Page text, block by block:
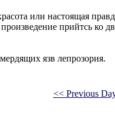
или настоящая
прийтсь ко
язв лепрозория.
<< Previous